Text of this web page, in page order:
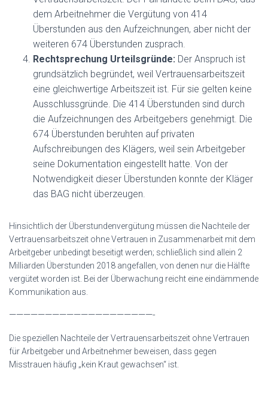
dem Arbeitnehmer die Vergütung von 414
Überstunden aus den Aufzeichnungen, aber nicht der
weiteren 674 Überstunden zusprach.
Rechtsprechung Urteilsgründe: Der Anspruch ist
grundsätzlich begründet, weil Vertrauensarbeitszeit
eine gleichwertige Arbeitszeit ist. Für sie gelten keine
Ausschlussgründe. Die 414 Überstunden sind durch
die Aufzeichnungen des Arbeitgebers genehmigt. Die
674 Überstunden beruhten auf privaten
Aufschreibungen des Klägers, weil sein Arbeitgeber
seine Dokumentation eingestellt hatte. Von der
Notwendigkeit dieser Überstunden konnte der Kläger
das BAG nicht überzeugen.
Hinsichtlich der Überstundenvergütung müssen die Nachteile der
Vertrauensarbeitszeit ohne Vertrauen in Zusammenarbeit mit dem
Arbeitgeber unbedingt beseitigt werden; schließlich sind allein 2
Milliarden Überstunden 2018 angefallen, von denen nur die Hälfte
vergütet worden ist. Bei der Überwachung reicht eine eindämmende
Kommunikation aus.
————————————————————-
Die speziellen Nachteile der Vertrauensarbeitszeit ohne Vertrauen
für Arbeitgeber und Arbeitnehmer beweisen, dass gegen
Misstrauen häufig „kein Kraut gewachsen“ ist.